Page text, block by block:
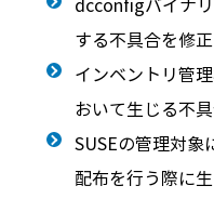
する不具合を修正
インベントリ管
おいて生じる不
SUSEの管理対
配布を行う際に